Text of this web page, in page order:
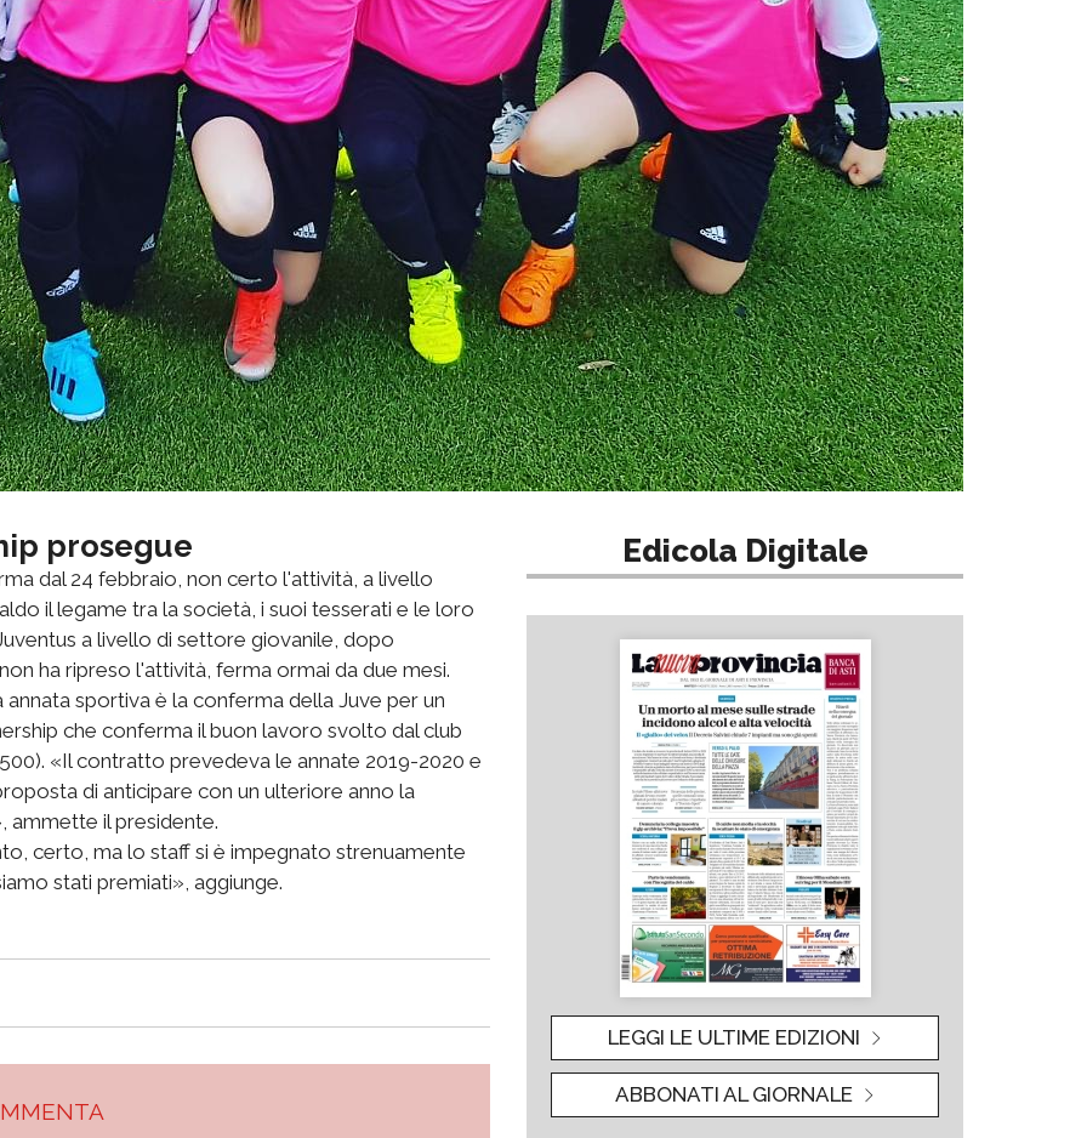
prosegue
dal 24 febbraio, non certo l'attività, a livello
il legame tra la società, i suoi tesserati e le loro
a livello di settore giovanile, dopo
ha ripreso l'attività, ferma ormai da due mesi.
sportiva è la conferma della Juve per un
che conferma il buon lavoro svolto dal club
«Il contratto prevedeva le annate 2019-2020 e
di anticipare con un ulteriore anno la
ammette il presidente.
certo, ma lo staff si è impegnato strenuamente
stati premiati», aggiunge.
Edicola Digitale
LEGGI LE ULTIME EDIZIONI
ABBONATI AL GIORNALE